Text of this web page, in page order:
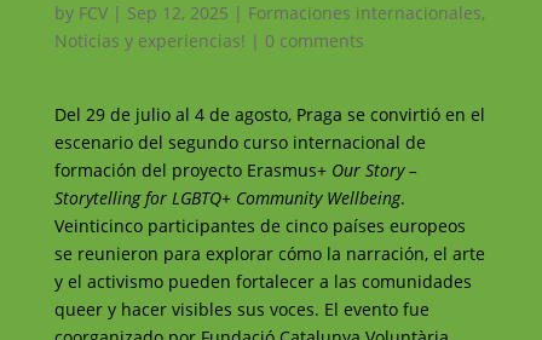
by FCV| Sep 12, 2025 | Formaciones internacionales,
Noticias y experiencias! | 0 comments
Del 29 de julio al 4 de agosto, Praga se convirtió en el
escenario del segundo curso internacional de
formación del proyecto Erasmus+ Our Story –
Storytelling for LGBTQ+ Community Wellbeing.
Veinticinco participantes de cinco países europeos
se reunieron para explorar cómo la narración, el arte
y el activismo pueden fortalecer a las comunidades
queer y hacer visibles sus voces. El evento fue